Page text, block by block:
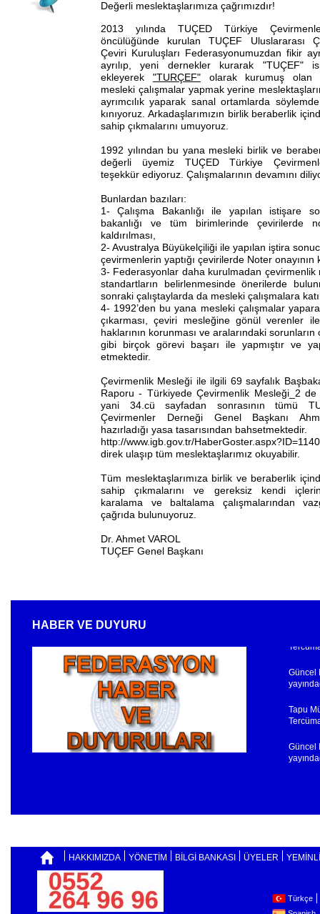
Değerli meslektaşlarımıza çağrımızdır!
2013 yılında TUÇED Türkiye
öncülüğünde kurulan TUÇEF Uluslararası
Çeviri Kuruluşları Federasyonumuzdan fikir
ayrılıp, yeni dernekler kurarak "TUÇEF"
ekleyerek "TURÇEF"olarak kurumuş olan
mesleki çalışmalar yapmak yerine
ayrımcılık yaparak sanal ortamlarda söylemde
kınıyoruz. Arkadaşlarımızın birlik beraberlik
sahip çıkmalarını umuyoruz.
1992 yılından bu yana mesleki birlik ve
değerli üyemiz TUÇED Türkiye
teşekkür ediyoruz. Çalışmalarının devamını
Bunlardan bazıları:
1- Çalışma Bakanlığı ile yapılan istişare
bakanlığı ve tüm birimlerinde çevirilerde
kaldırılması,
2- Avustralya Büyükelçiliği ile yapılan iştira
çevirmenlerin yaptığı çevirilerde Noter onayının
3- Federasyonlar daha kurulmadan çevirmenlik
standartların belirlenmesinde önerilerde
sonraki çalıştaylarda da mesleki çalışmalara
4- 1992’den bu yana mesleki çalışmalar
çıkarması, çeviri mesleğine gönül verenler
haklarının korunması ve aralarındaki sorunların
gibi birçok görevi başarı ile yapmıştır ve
etmektedir.
Çevirmenlik Mesleği ile ilgili 69 sayfalık
Raporu - Türkiyede Çevirmenlik Mesleği_2 de
yani 34.cü sayfadan sonrasının tümü
Çevirmenler Derneği Genel Başkanı
hazırladığı yasa tasarısından bahsetmektedir.
http://www.igb.gov.tr/
direk ulaşıp tüm meslektaşlarımız okuyabilir.
Tüm meslektaşlarımıza birlik ve beraberlik
sahip çıkmalarını ve gereksiz kendi
karalama ve baltalama çalışmalarından
çağrıda bulunuyoruz.
Dr. Ahmet VAROL
TUÇEF Genel Başkanı
HABER VE DUYURU
HAKKIMIZDA YÖNETİM BİLGİ BANKASI ÜYELER
Türkçe